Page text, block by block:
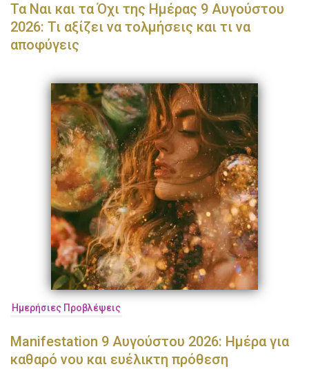
Τα Ναι και τα Όχι της Ημέρας 9 Αυγούστου
2026: Τι αξίζει να τολμήσεις και τι να
αποφύγεις
Ημερήσιες Προβλέψεις
Manifestation 9 Αυγούστου 2026: Ημέρα για
καθαρό νου και ευέλικτη πρόθεση